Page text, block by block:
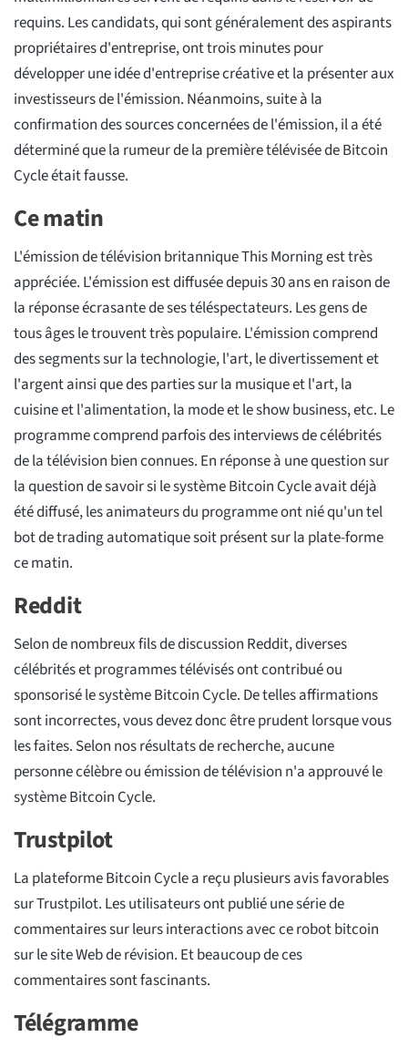
requins. Les candidats, qui sont généralement des aspirants
propriétaires d'entreprise, ont trois minutes pour
développer une idée d'entreprise créative et la présenter aux
investisseurs de l'émission. Néanmoins, suite à la
confirmation des sources concernées de l'émission, il a été
déterminé que la rumeur de la première télévisée de Bitcoin
Cycle était fausse.
Ce matin
L'émission de télévision britannique This Morning est très
appréciée. L'émission est diffusée depuis 30 ans en raison de
la réponse écrasante de ses téléspectateurs. Les gens de
tous âges le trouvent très populaire. L'émission comprend
des segments sur la technologie, l'art, le divertissement et
l'argent ainsi que des parties sur la musique et l'art, la
cuisine et l'alimentation, la mode et le show business, etc. Le
programme comprend parfois des interviews de célébrités
de la télévision bien connues. En réponse à une question sur
la question de savoir si le système Bitcoin Cycle avait déjà
été diffusé, les animateurs du programme ont nié qu'un tel
bot de trading automatique soit présent sur la plate-forme
ce matin.
Reddit
Selon de nombreux fils de discussion Reddit, diverses
célébrités et programmes télévisés ont contribué ou
sponsorisé le système Bitcoin Cycle. De telles affirmations
sont incorrectes, vous devez donc être prudent lorsque vous
les faites. Selon nos résultats de recherche, aucune
personne célèbre ou émission de télévision n'a approuvé le
système Bitcoin Cycle.
Trustpilot
La plateforme Bitcoin Cycle a reçu plusieurs avis favorables
sur Trustpilot. Les utilisateurs ont publié une série de
commentaires sur leurs interactions avec ce robot bitcoin
sur le site Web de révision. Et beaucoup de ces
commentaires sont fascinants.
Télégramme